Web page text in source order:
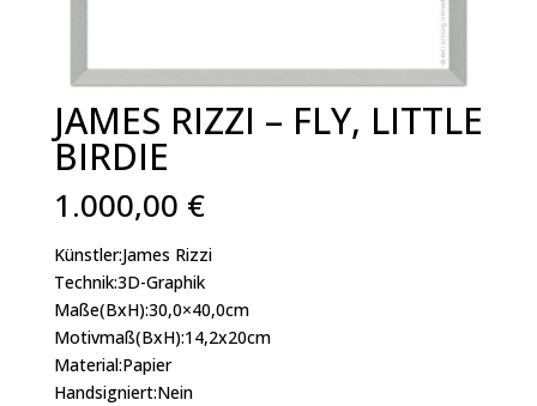
JAMES RIZZI – FLY, LITTLE
BIRDIE
1.000,00 €
Künstler:James Rizzi
Technik:3D-Graphik
Maße(BxH):30,0×40,0cm
Motivmaß(BxH):14,2x20cm
Material:Papier
Handsigniert:Nein